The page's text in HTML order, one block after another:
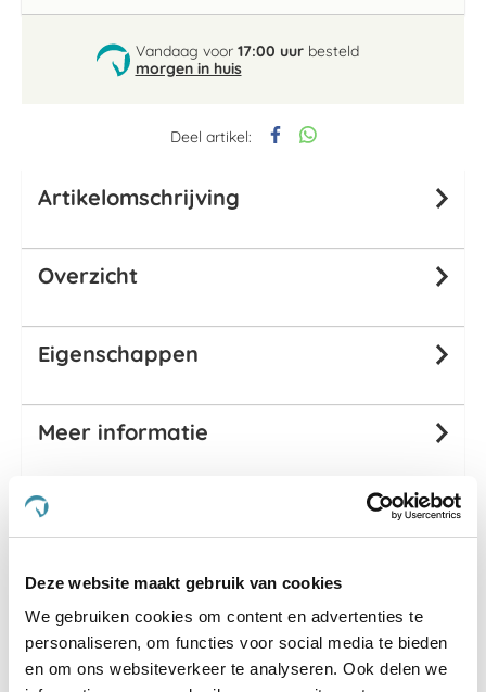
Deze website maakt gebruik van cookies
We gebruiken cookies om content en advertenties te
personaliseren, om functies voor social media te bieden
en om ons websiteverkeer te analyseren. Ook delen we
Deel artikel:
Vandaag voor 17:00 uurbesteld
morgen in huis
Artikelomschrijving
Overzicht
Eigenschappen
Meer informatie
Passend bij dit product